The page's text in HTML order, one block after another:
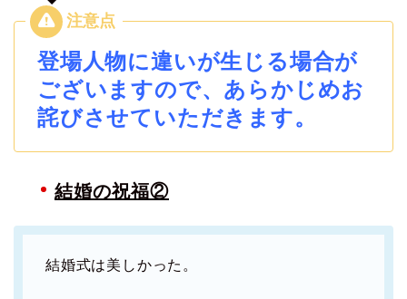
登場人物に違いが生じる場合が
ございますので、あらかじめお
詫びさせていただきます。
結婚の祝福②
結婚式は美しかった。